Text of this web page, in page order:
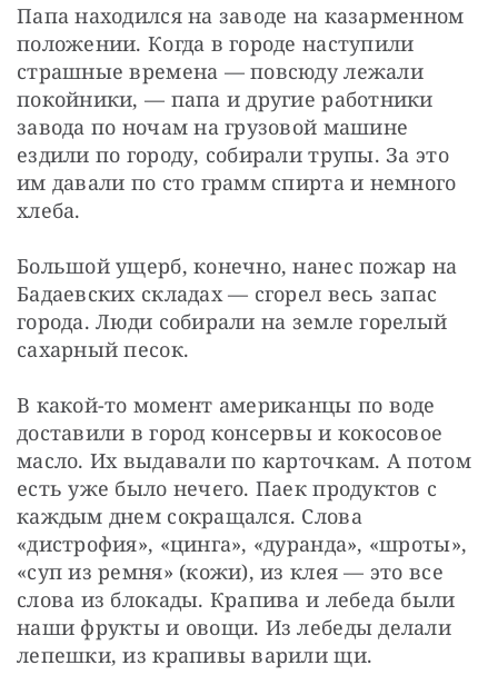
Папа находился на заводе на казарменном
положении. Когда в городе наступили
страшные времена — повсюду лежали
покойники, — папа и другие работники
завода по ночам на грузовой машине
ездили по городу, собирали трупы. За это
им давали по сто грамм спирта и немного
хлеба.
Большой ущерб, конечно, нанес пожар на
Бадаевских складах — сгорел весь запас
города. Люди собирали на земле горелый
сахарный песок.
В какой-то момент американцы по воде
доставили в город консервы и кокосовое
масло. Их выдавали по карточкам. А потом
есть уже было нечего. Паек продуктов с
каждым днем сокращался. Слова
«дистрофия», «цинга», «дуранда», «шроты»,
«суп из ремня» (кожи), из клея — это все
слова из блокады. Крапива и лебеда были
наши фрукты и овощи. Из лебеды делали
лепешки, из крапивы варили щи.